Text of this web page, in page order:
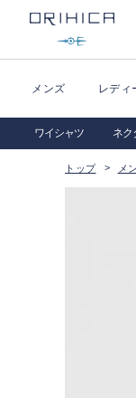
メンズ レディ
ワイシャツ ネク
トップ メ